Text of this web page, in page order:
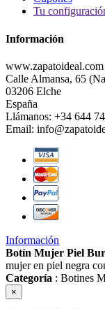
Tu
Información
www.zapatoideal.com
Calle Almansa, 65
03206 Elche
España
Llámanos: +34 644
Email:
Información
Botín Mujer Piel
mujer en piel negra
Categoría : Botines
×